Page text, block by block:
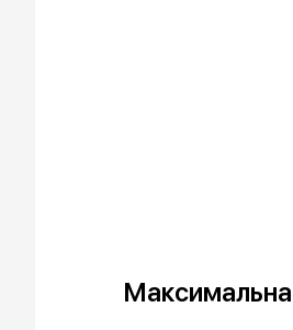
Максимальна